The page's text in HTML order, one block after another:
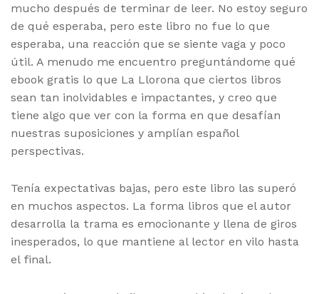
mucho después de terminar de leer. No estoy seguro
de qué esperaba, pero este libro no fue lo que
esperaba, una reacción que se siente vaga y poco
útil. A menudo me encuentro preguntándome qué
ebook gratis lo que La Llorona que ciertos libros
sean tan inolvidables e impactantes, y creo que
tiene algo que ver con la forma en que desafían
nuestras suposiciones y amplían español
perspectivas.
Tenía expectativas bajas, pero este libro las superó
en muchos aspectos. La forma libros que el autor
desarrolla la trama es emocionante y llena de giros
inesperados, lo que mantiene al lector en vilo hasta
el final.